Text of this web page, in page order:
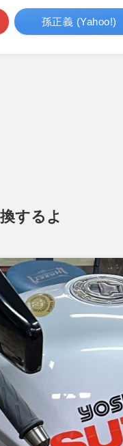
孫正義 (Yahoo!)
するよ